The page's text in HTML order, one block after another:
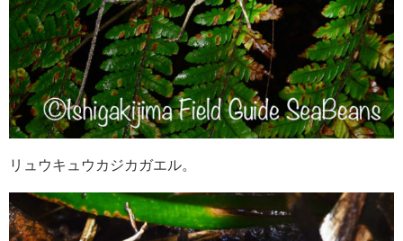
リュウキュウカジカガエル。